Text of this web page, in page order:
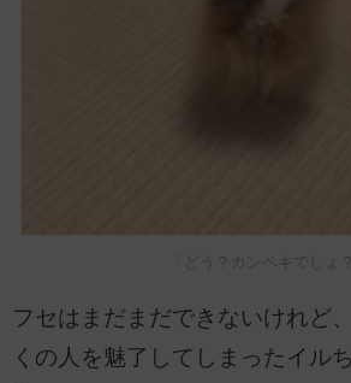
「どう？カンペキでしょ？
フセはまだまだできないけれど
くの人を魅了してしまったイル